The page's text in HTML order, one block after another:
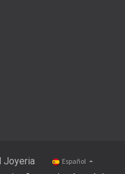
Joyeria Español